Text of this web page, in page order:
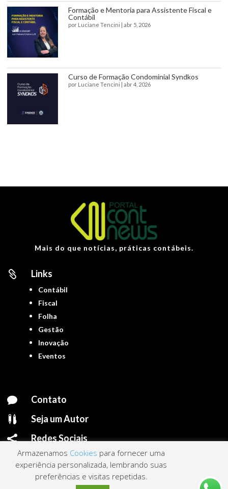
Formação e Mentoria para Assistente Fiscal e
Contábil
por Luciane Tencini | abr 5, 2026
Curso de Formação Condominial Syndkos
por Luciane Tencini | abr 4, 2026
Mais do que notícias, práticas contábeis.
 Links
Contábil
Fiscal
Folha
Gestão
Inovação
Eventos
 Contato
 Seja um Autor
 Redes Sociais
Portal ContNews © 2022 – Todos os direitos reservados | Mantido porLink
Armazenamos Cookies para fornecer uma
experiência personalizada, lembrando suas
preferências e visitas repetidas.